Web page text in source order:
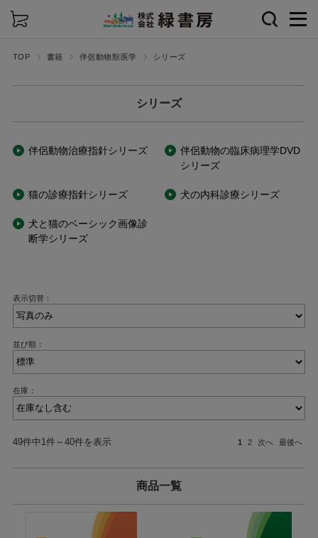
TOP 書籍 伴侶動物獣医学 シリーズ
シリーズ
伴侶動物治療指針シリーズ
伴侶動物の臨床病理学DVD
シリーズ
猫の診療指針シリーズ 犬の内科診療シリーズ
犬と猫のベーシック画像診
断学シリーズ
表示切替：
並び順：
在庫：
49件中1件～40件を表示 1 2 次へ 最後へ
商品一覧